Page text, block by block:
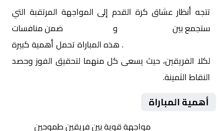
تتجه أنظار عشاق كرة القدم إلى المواجهة المرتقبة التي
ستجمع بين
وأتلتيك بارادو
ضمن منافسات
. هذه المباراة تحمل أهمية كبيرة
لكلا الفريقين، حيث يسعى كل منهما لتحقيق الفوز وحصد
النقاط الثمينة.
أهمية المباراة
مواجهة قوية بين فريقين طموحين